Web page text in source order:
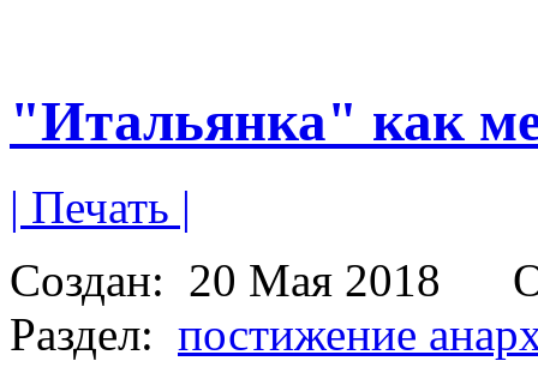
"Итальянка" как
| Печать |
Создан: 20 Мая 2018
Раздел: постижение